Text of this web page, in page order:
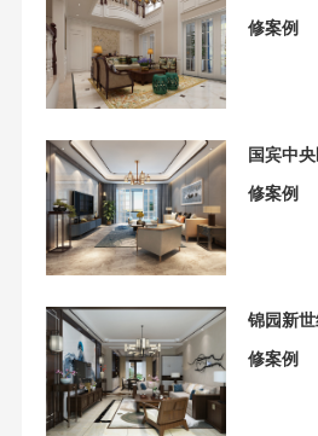
修案例
国宾中
修案例
锦园新
修案例